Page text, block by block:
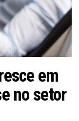
o
em
no setor